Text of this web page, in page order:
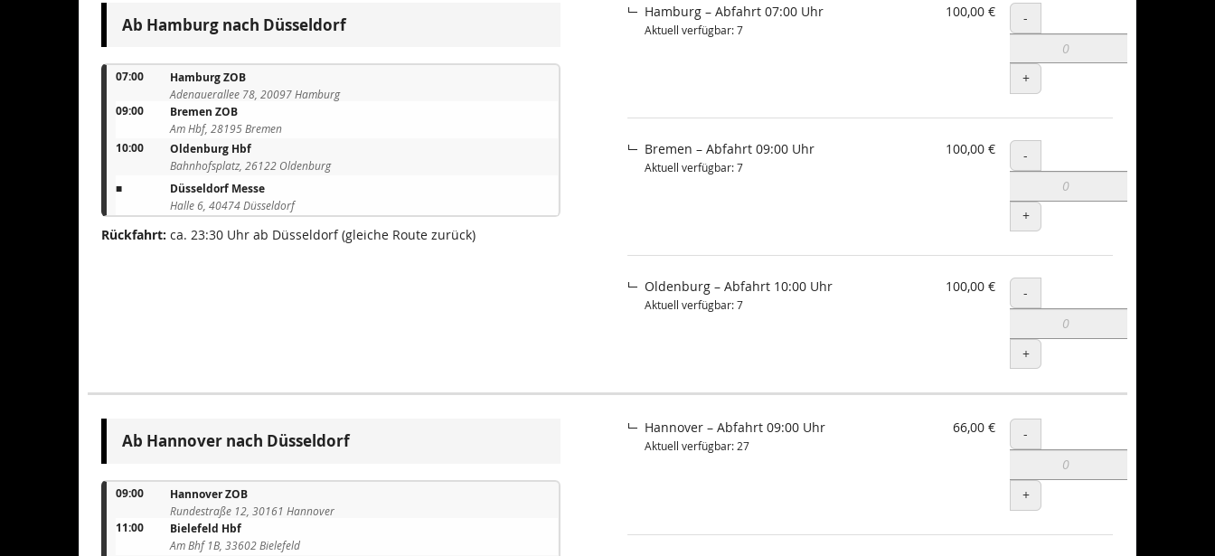
Ab Hamburg nach Düsseldorf
07:00 Hamburg ZOB
Adenauerallee 78, 20097 Hamburg
09:00 Bremen ZOB
Am Hbf, 28195 Bremen
10:00 Oldenburg Hbf
Bahnhofsplatz, 26122 Oldenburg
■ Düsseldorf Messe
Halle 6, 40474 Düsseldorf
Rückfahrt: ca. 23:30 Uhr ab Düsseldorf (gleiche Route zurück)
Hamburg – Abfahrt 07:00 Uhr
Aktuell verfügbar: 7
100,00 € Menge
-
+
Bremen – Abfahrt 09:00 Uhr
Aktuell verfügbar: 7
100,00 € Menge
-
+
Oldenburg – Abfahrt 10:00 Uhr
Aktuell verfügbar: 7
100,00 € Menge
-
+
Ab Hannover nach Düsseldorf
09:00 Hannover ZOB
Rundestraße 12, 30161 Hannover
11:00 Bielefeld Hbf
Am Bhf 1B, 33602 Bielefeld
Hannover – Abfahrt 09:00 Uhr
Aktuell verfügbar: 27
66,00 € Menge
-
+